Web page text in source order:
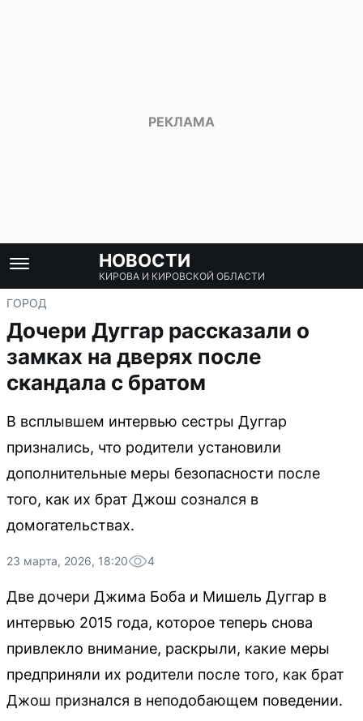
НОВОСТИ
КИРОВА И КИРОВСКОЙ ОБЛАСТИ
ГОРОД
Дочери Дуггар рассказали о
замках на дверях после
скандала с братом
В всплывшем интервью сестры Дуггар
признались, что родители установили
дополнительные меры безопасности после
того, как их брат Джош сознался в
домогательствах.
23 марта, 2026, 18:20 4
Две дочери Джима Боба и Мишель Дуггар в
интервью 2015 года, которое теперь снова
привлекло внимание, раскрыли, какие меры
предприняли их родители после того, как брат
Джош признался в неподобающем поведении.